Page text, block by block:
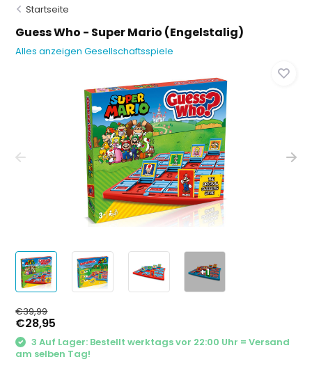
Startseite
Guess Who - Super Mario (Engelstalig)
Alles anzeigen Gesellschaftsspiele
+1
€39,99
€28,95
3 Auf Lager: Bestellt werktags vor 22:00 Uhr = Versand
am selben Tag!